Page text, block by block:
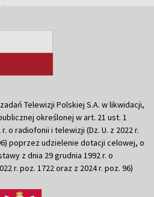
Telewizji Polskiej S.A. w likwidacji,
określonej w art. 21 ust. 1
o radiofonii i telewizji (Dz. U. z 2022 r.
poprzez udzielenie dotacji celowej, o
z dnia 29 grudnia 1992 r. o
r. poz. 1722 oraz z 2024 r. poz. 96)